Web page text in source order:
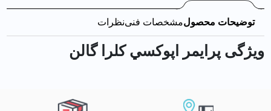
توضیحات محصولمشخصات فنینظرات
ویژگی پرايمر اپوكسي کلرا گالن